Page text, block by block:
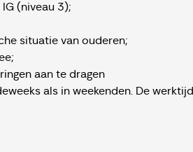
(niveau 3);
situatie van ouderen;
aan te dragen
als in weekenden. De